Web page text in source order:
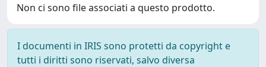
Non ci sono file associati a questo prodotto.
I documenti in IRIS sono protetti da copyright e
tutti i diritti sono riservati, salvo diversa